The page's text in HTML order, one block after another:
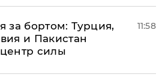
за бортом: Турция,
и Пакистан
силы
11:58